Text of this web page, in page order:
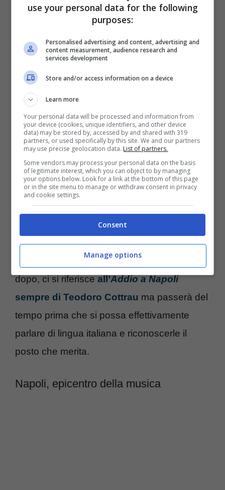
nasce infatti la canzone italiana, sono loro
lingua nazionale:Santa Lucia.In realtà la
composizione risale al 1848, prima ancora
che ci sia l‘Unità d’Italia. Ma basta scorrere
sul testo per rendersi conto di come sia un
italiano letterario che si avvicina moltoalla
lingua che poi verrà parlata.
Lo stile è una commistione tramelodia
popolare, quindi genere villanella e
serenatada una parte e tradizione musicale
colta dall’altra, un mix che darà origine a
qualcosa di unico e particolare. Ci sarà
qualcosa di simile solo qualche decennio
dopo, ci si riferisceall’Addio a Napoli
sempre di Teodoro Cottrau ma passerà del
tempo prima che si possa effettivamente
parlare di lingua italiana e riconoscerle il
posto che merita.
Napoli, epicentro della musica
use your personal data for the following
purposes:
Personalised advertising and content, advertising and
content measurement, audience research and
services development
Store and/or access information on a device
Learn more
Your personal data will be processed and information from
your device (cookies, unique identifiers, and other device
data) may be stored by, accessed by and shared with 319
partners, or used specifically by this site. We and our partners
may use precise geolocation data. List of partners.
Some vendors may process your personal data on the basis
of legitimate interest, which you can object to by managing
your options below. Look for a link at the bottom of this page
or in the site menu to manage or withdraw consent in privacy
and cookie settings.
Consent
Manage options